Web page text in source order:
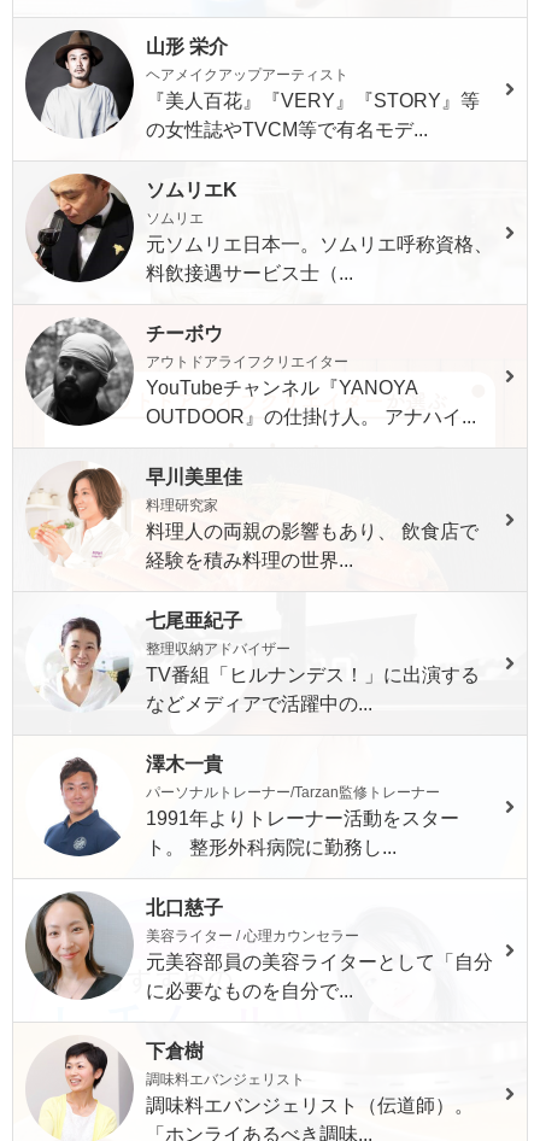
山形 栄介
ヘアメイクアップアーティスト
『美人百花』『VERY』『STORY』等
の女性誌やTVCM等で有名モデ...
ソムリエK
ソムリエ
元ソムリエ日本一。ソムリエ呼称資格、
料飲接遇サービス士（...
チーボウ
アウトドアライフクリエイター
YouTubeチャンネル『YANOYA
OUTDOOR』の仕掛け人。 アナハイ...
早川美里佳
料理研究家
料理人の両親の影響もあり、 飲食店で
経験を積み料理の世界...
七尾亜紀子
整理収納アドバイザー
TV番組「ヒルナンデス！」に出演する
などメディアで活躍中の...
澤木一貴
パーソナルトレーナー/Tarzan監修トレーナー
1991年よりトレーナー活動をスター
ト。 整形外科病院に勤務し...
北口慈子
美容ライター / 心理カウンセラー
元美容部員の美容ライターとして「自分
に必要なものを自分で...
下倉樹
調味料エバンジェリスト
調味料エバンジェリスト（伝道師）。
「ホンライあるべき調味...